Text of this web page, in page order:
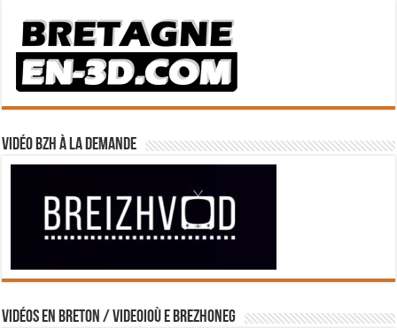
Vidéo BZH à la demande
Vidéos en breton / Videoioù e brezhoneg